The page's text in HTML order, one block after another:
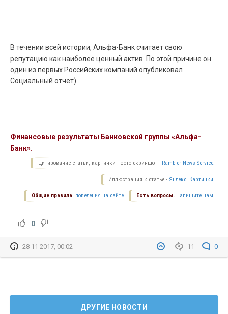
В течении всей истории, Альфа-Банк считает свою
репутацию как наиболее ценный актив. По этой причине он
один из первых Российских компаний опубликовал
Социальный отчет).
Финансовые результаты Банковской группы «Альфа-
Банк».
Цитирование статьи, картинки - фото скриншот - Rambler News Service.
Иллюстрация к статье - Яндекс. Картинки.
Есть вопросы. Напишите нам.
Общие правила поведения на сайте.
0
11 0
28-11-2017, 00:02
ДРУГИЕ НОВОСТИ